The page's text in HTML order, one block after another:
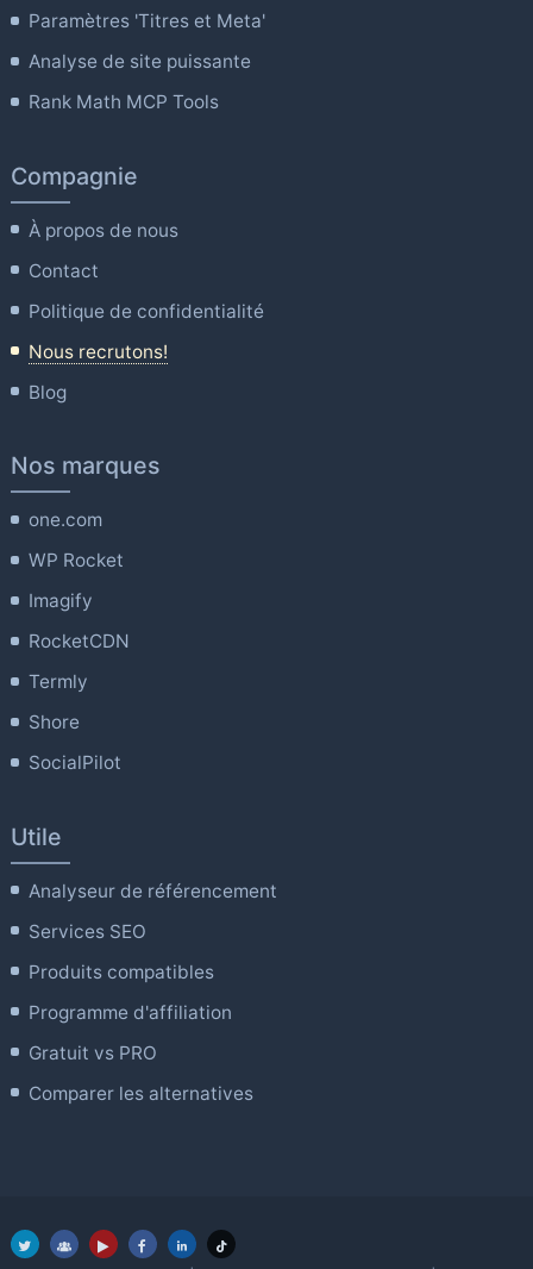
Paramètres 'Titres et Meta'
Analyse de site puissante
Rank Math MCP Tools
Compagnie
À propos de nous
Contact
Politique de confidentialité
Nous recrutons!
Blog
Nos marques
one.com
WP Rocket
Imagify
RocketCDN
Termly
Shore
SocialPilot
Utile
Analyseur de référencement
Services SEO
Produits compatibles
Programme d'affiliation
Gratuit vs PRO
Comparer les alternatives